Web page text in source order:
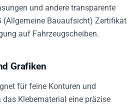
und andere transparente
(Allgemeine Bauaufsicht) Zertifikat
auf Fahrzeugscheiben.
Grafiken
für feine Konturen und
das Klebematerial eine präzise